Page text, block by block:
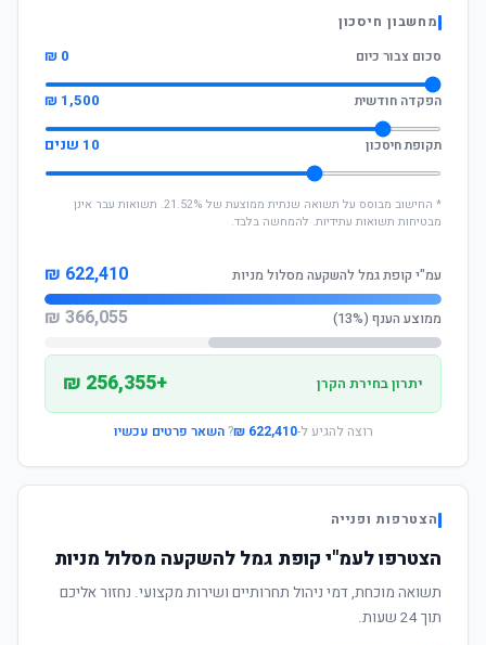
מחשבון חיסכון
סכום צבור כיום
0 ₪
הפקדה חודשית 1,500 ₪
תקופת חיסכון 10 שנים
* החישוב מבוסס על תשואה שנתית ממוצעת של 21.52%. תשואות עבר אינן
מבטיחות תשואות עתידיות. להמחשה בלבד.
עמ"י קופת גמל להשקעה מסלול מניות 622,410 ₪
ממוצע הענף (13%) 366,055 ₪
יתרון בחירת הקרן +256,355 ₪
רוצה להגיע ל-622,410 ₪
?השאר פרטים עכשיו
הצטרפות ופנייה
הצטרפו לעמ"י קופת גמל להשקעה מסלול מניות
תשואה מוכחת, דמי ניהול תחרותיים ושירות מקצועי. נחזור אליכם
תוך 24 שעות.